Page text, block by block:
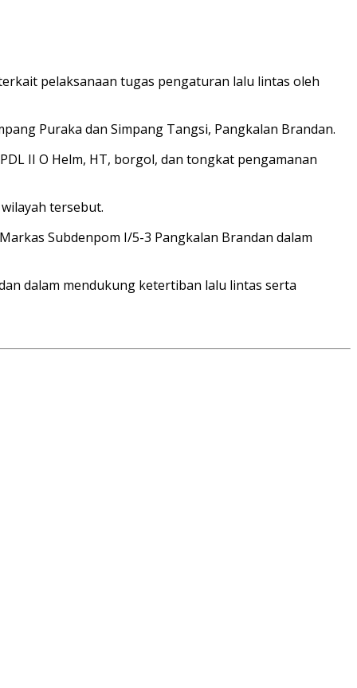
pelaksanaan tugas pengaturan lalu lintas oleh
Puraka dan Simpang Tangsi, Pangkalan Brandan.
II O Helm, HT, borgol, dan tongkat pengamanan
tersebut.
Subdenpom I/5-3 Pangkalan Brandan dalam
dalam mendukung ketertiban lalu lintas serta